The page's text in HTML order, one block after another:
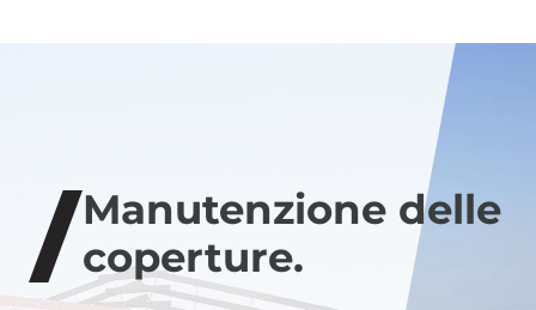
Manutenzione delle
coperture.